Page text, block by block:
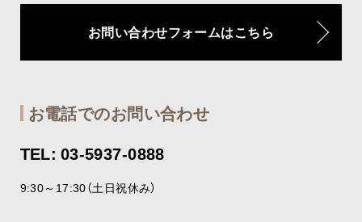
お問い合わせフォームはこちら
お電話でのお問い合わせ
TEL: 03-5937-0888
9:30～17:30（土日祝休み）